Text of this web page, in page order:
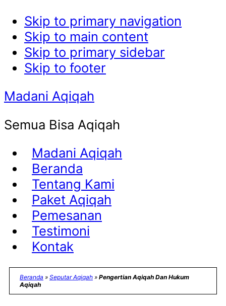
Skip to primary navigation
Skip to main content
Skip to primary sidebar
Skip to footer
Madani Aqiqah
Semua Bisa Aqiqah
Madani Aqiqah
Beranda
Tentang Kami
Paket Aqiqah
Pemesanan
Testimoni
Kontak
Beranda » Seputar Aqiqah » Pengertian Aqiqah Dan Hukum
Aqiqah